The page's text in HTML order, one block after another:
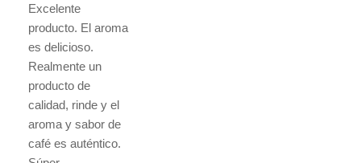
Excelente
producto. El aroma
es delicioso.
Realmente un
producto de
calidad, rinde y el
aroma y sabor de
café es auténtico.